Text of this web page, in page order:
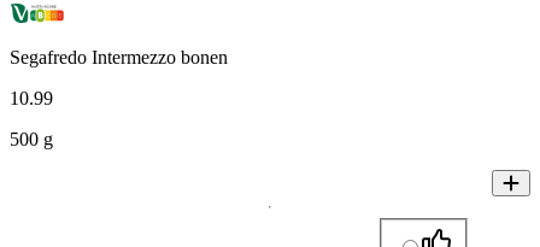
Segafredo Intermezzo bonen
10.99
500 g